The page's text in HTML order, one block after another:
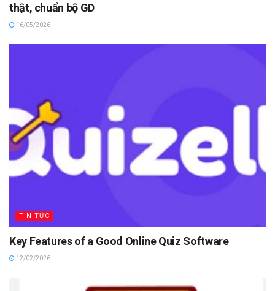
thật, chuẩn bộ GD
16/05/2026
TIN TỨC
Key Features of a Good Online Quiz Software
12/02/2026